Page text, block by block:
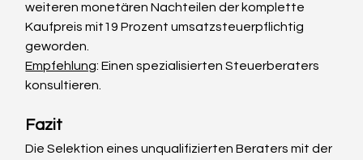
weiteren monetären Nachteilen der komplette
Kaufpreis mit19 Prozent umsatzsteuerpflichtig
geworden.
Empfehlung: Einen spezialisierten Steuerberaters
konsultieren.
Fazit
Die Selektion eines unqualifizierten Beraters mit der